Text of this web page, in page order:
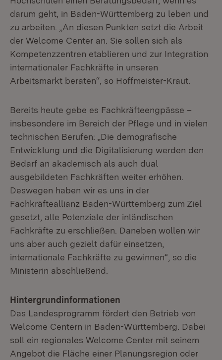
darum geht, in Baden-Württemberg zu leben und
zu arbeiten. „An diesen Punkten setzt die Arbeit
der Welcome Center an. Sie sollen sich als
Kompetenzzentren etablieren und zur Integration
internationaler Fachkräfte in unseren
Arbeitsmarkt beraten“, so Hoffmeister-Kraut.
Bereits heute gebe es Fachkräfteengpässe –
insbesondere im Bereich der Pflege und in vielen
technischen Berufen: „Die demografische
Entwicklung und die Digitalisierung werden den
Bedarf an akademisch als auch dual
ausgebildeten Fachkräften weiter erhöhen.
Deswegen haben wir es uns in der
Fachkräfteallianz Baden-Württemberg zum Ziel
gesetzt, alle Potenziale der inländischen
Fachkräfte zu erschließen. Daneben wollen wir
uns aber auch gezielt dafür einsetzen,
internationale Fachkräfte zu gewinnen“, so die
Ministerin abschließend.
Hintergrundinformationen
Das Landesprogramm fördert den Betrieb von
Welcome Centern in Baden-Württemberg. Dabei
soll ein regionales Welcome Center mit seinem
Angebot die Fläche einer Planungsregion oder